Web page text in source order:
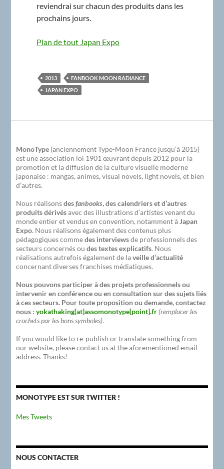
reviendrai sur chacun des produits dans les
prochains jours.
Plan de tout Japan Expo
2013
FANBOOK MOON RADIANCE
JAPAN EXPO
MonoType (anciennement Type-Moon France jusqu’à 2015)
est une association loi 1901 œuvrant depuis 2012 pour la
promotion et la diffusion de la culture visuelle moderne
japonaise : mangas, animes, visual novels, light novels, et bien
d’autres.
Nous réalisonsdesfanbooks, des calendriers et d’autres
produits dérivésavec des illustrations d’artistes venant du
monde entier et vendus en convention, notamment à Japan
Expo. Nous réalisons également des contenus plus
pédagogiques commedes interviewsde professionnels des
secteurs concernés oudes textes explicatifs. Nous
réalisations autrefois également de laveille d’actualité
concernant diverses franchises médiatiques.
Nous pouvons participer à des projets professionnels ou
intervenir en conférence ou en consultation sur des sujets liés
à ces secteurs. Pour toute proposition ou demande, contactez
nous :yokathaking[at]assomonotype[point].fr (remplacer les
crochets par les bons symboles).
If you would like to re-publish or translate something from
our website, please contact us at the aforementioned email
address. Thanks!
MONOTYPE EST SUR TWITTER !
Mes Tweets
NOUS CONTACTER